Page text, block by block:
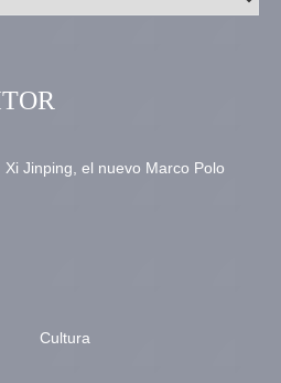
Xi Jinping, el nuevo Marco Polo
Cultura